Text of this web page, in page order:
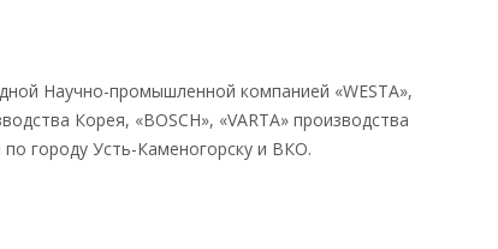
Научно-промышленной компанией «WESTA»,
Корея, «BOSCH», «VARTA» производства
по городу Усть-Каменогорску и ВКО.